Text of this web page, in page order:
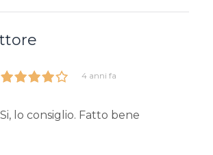
4 anni fa
Si, lo consiglio. Fatto bene